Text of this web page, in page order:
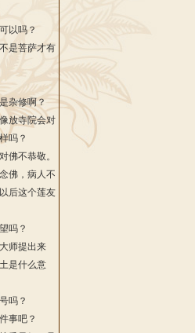
以吗？
是菩萨才有
杂修啊？
放寺院会对
吗？
佛不恭敬。
佛，病人不
后这个莲友
吗？
师提出来
是什么意
吗？
事吧？